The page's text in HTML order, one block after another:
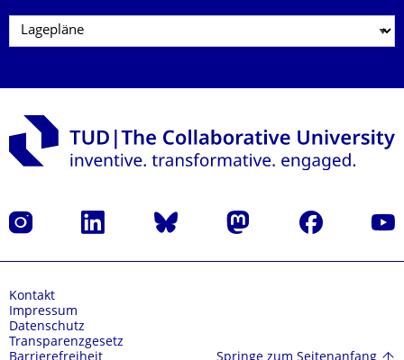
Instagram LinkedIn Bluesky Mastodon Facebook
Kontakt
Impressum
Datenschutz
Transparenzgesetz